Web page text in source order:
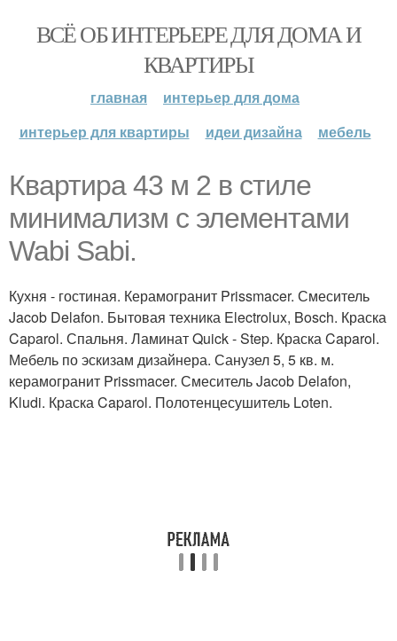
ВСЁ ОБ ИНТЕРЬЕРЕ ДЛЯ ДОМА И
КВАРТИРЫ
главная
интерьер для дома
интерьер для квартиры
идеи дизайна мебель
Квартира 43 м 2 в стиле
минимализм с элементами
Wabi Sabi.
Кухня - гостиная. Керамогранит Prissmacer. Смеситель
Jacob Delafon. Бытовая техника Electrolux, Bosch. Краска
Caparol. Спальня. Ламинат Quick - Step. Краска Caparol.
Мебель по эскизам дизайнера. Санузел 5, 5 кв. м.
керамогранит Prissmacer. Смеситель Jacob Delafon,
Kludi. Краска Caparol. Полотенцесушитель Loten.